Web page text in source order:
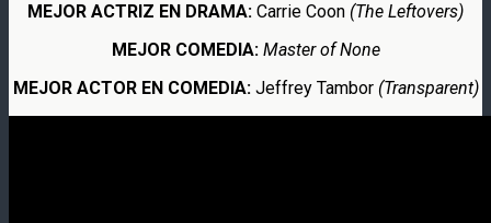
MEJOR ACTRIZ EN DRAMA: Carrie Coon (The Leftovers)
MEJOR COMEDIA: Master of None
MEJOR ACTOR EN COMEDIA: Jeffrey Tambor(Transparent)